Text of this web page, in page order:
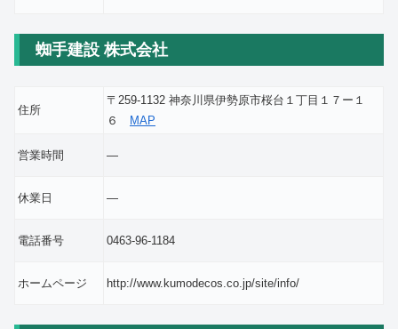
蜘手建設 株式会社
住所
〒259-1132 神奈川県伊勢原市桜台１丁目１７ー１
６
MAP
営業時間 ―
休業日 ―
電話番号 0463-96-1184
ホームページ http://www.kumodecos.co.jp/site/info/